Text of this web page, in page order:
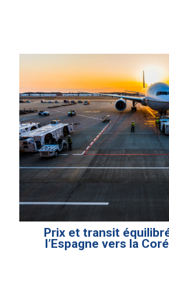
Prix et transit
l’Espagne vers la